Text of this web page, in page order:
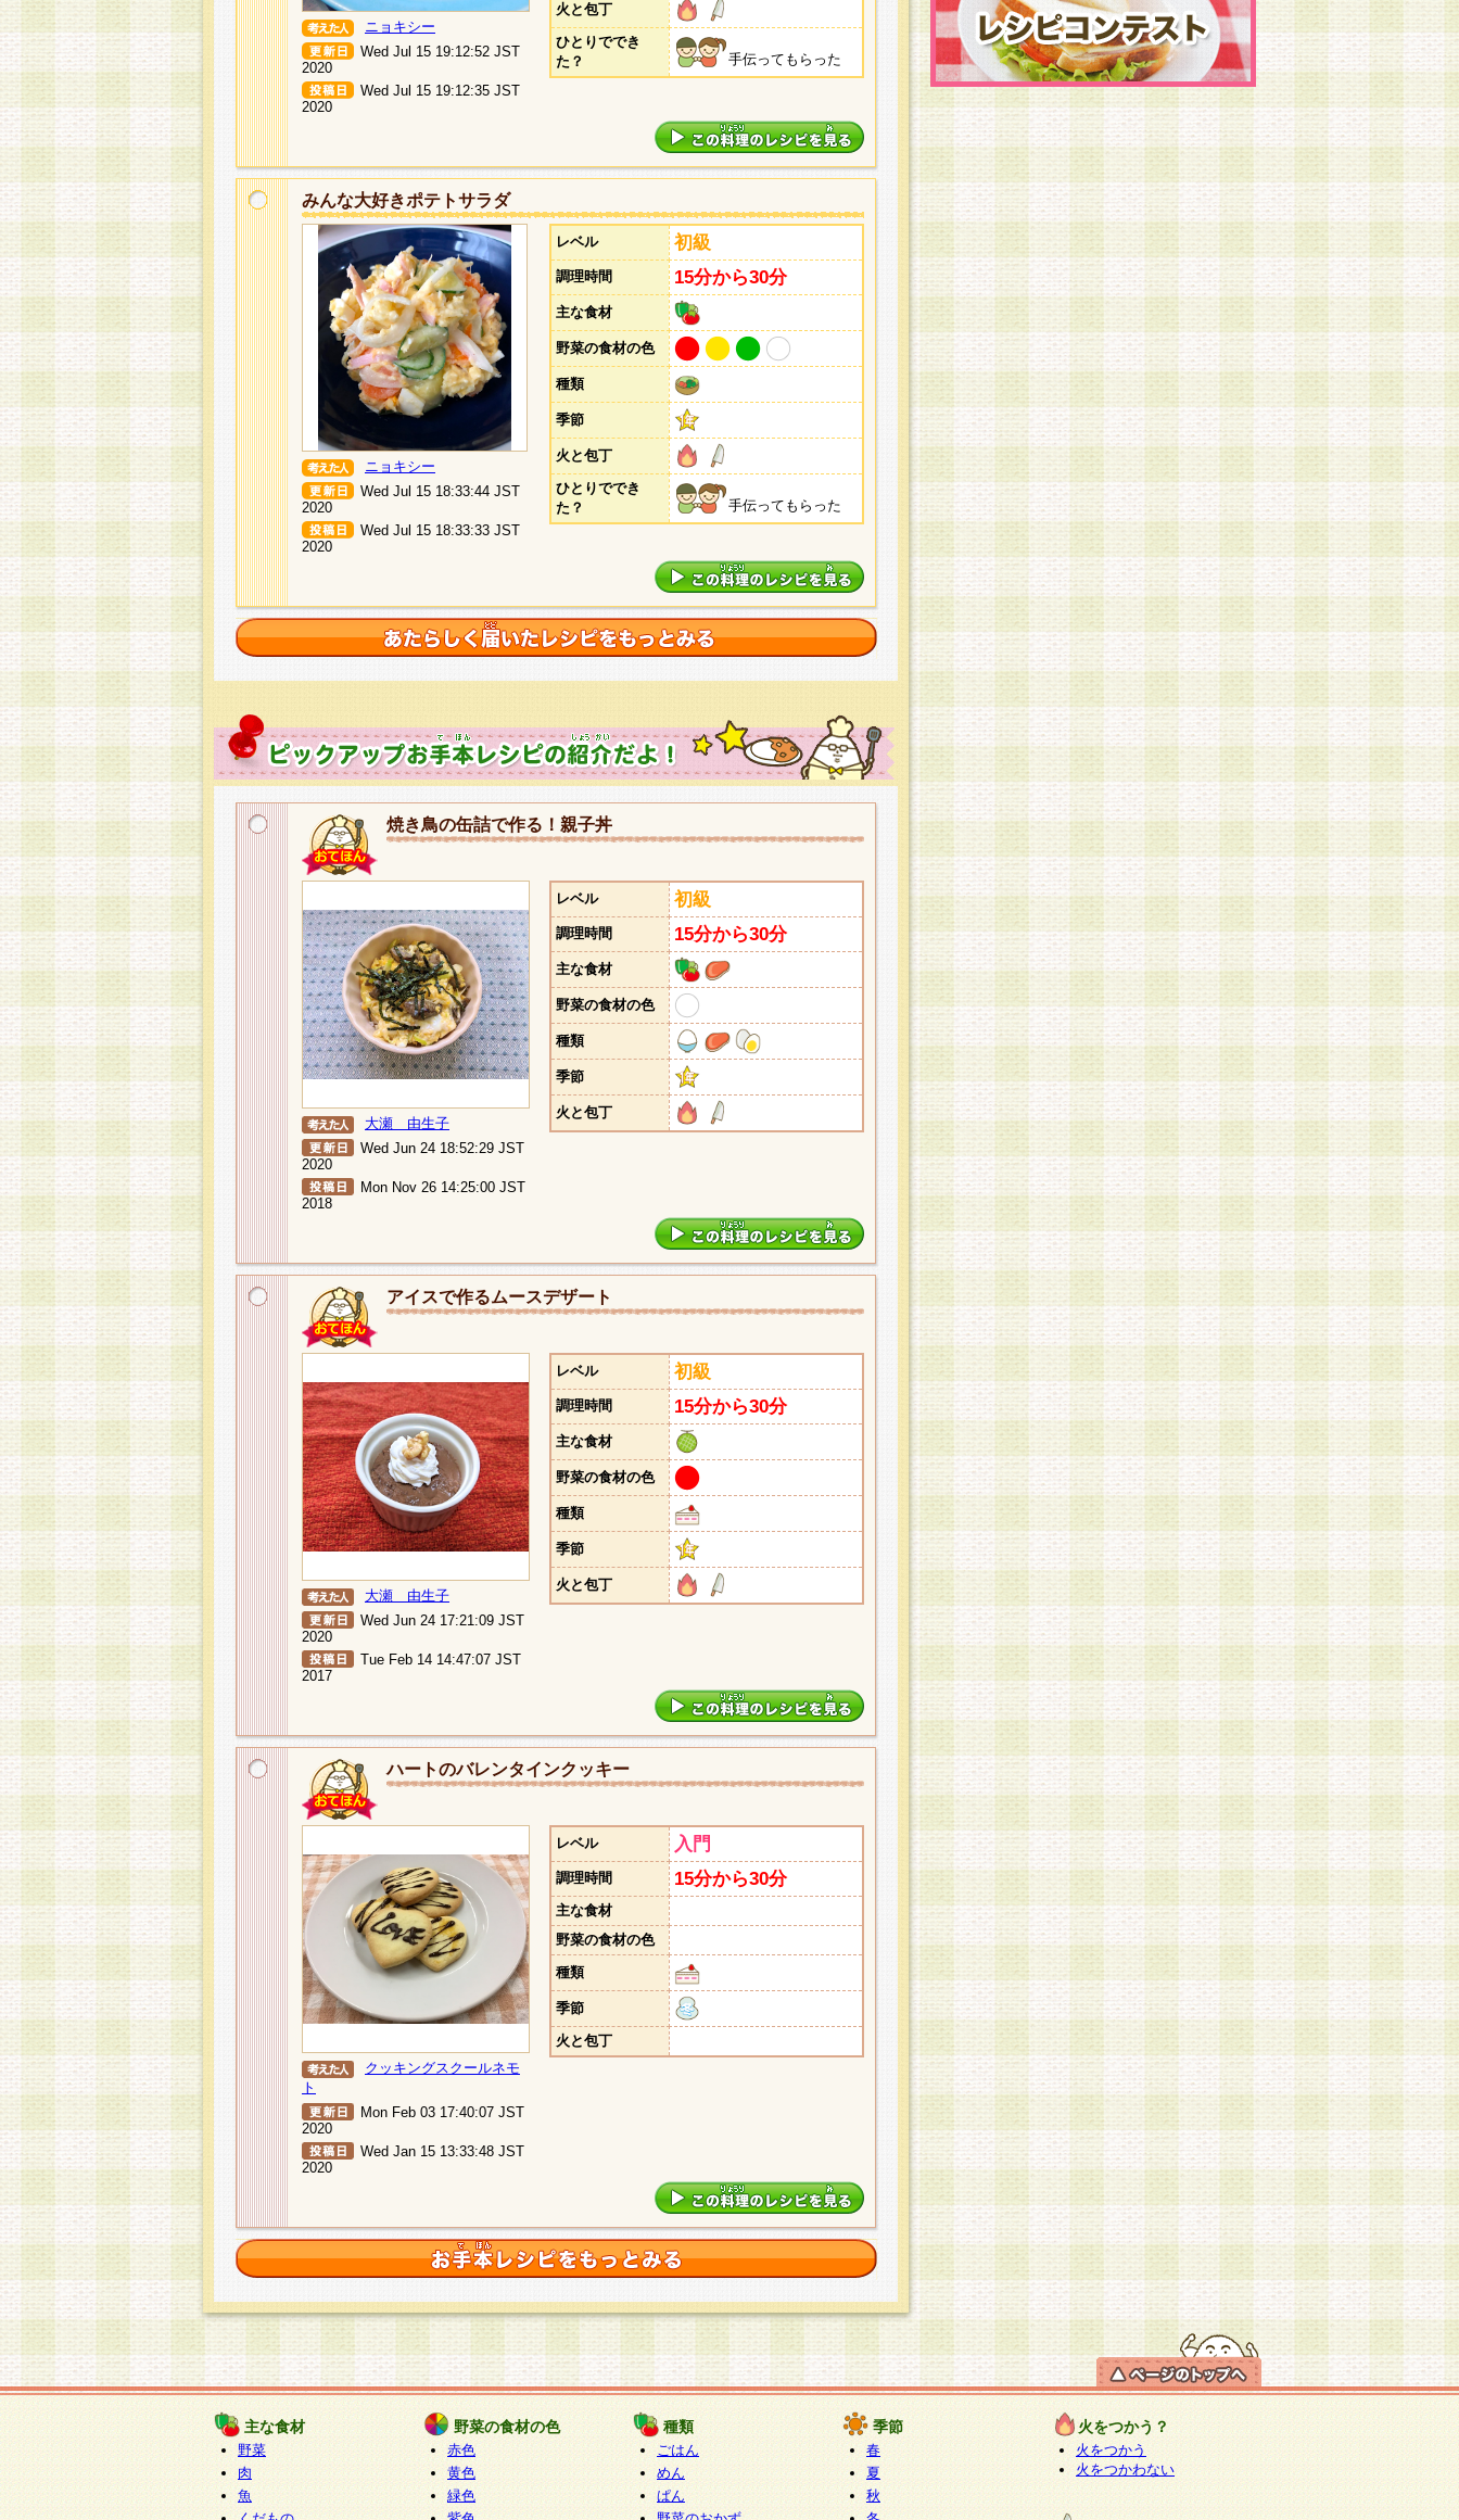
ニョキシー
Wed Jul 15 19:12:52 JST
2020
Wed Jul 15 19:12:35 JST
2020
火と包丁
ひとりででき
た？
手伝ってもらった
みんな大好きポテトサラダ
ニョキシー
Wed Jul 15 18:33:44 JST
2020
Wed Jul 15 18:33:33 JST
2020
レベル 初級
調理時間 15分から30分
主な食材
野菜の食材の色
種類
季節
火と包丁
ひとりででき
た？
手伝ってもらった
焼き鳥の缶詰で作る！親子丼
大瀬 由生子
Wed Jun 24 18:52:29 JST
2020
Mon Nov 26 14:25:00 JST
2018
レベル 初級
調理時間 15分から30分
主な食材
野菜の食材の色
種類
季節
火と包丁
アイスで作るムースデザート
大瀬 由生子
Wed Jun 24 17:21:09 JST
2020
Tue Feb 14 14:47:07 JST
2017
レベル 初級
調理時間 15分から30分
主な食材
野菜の食材の色
種類
季節
火と包丁
ハートのバレンタインクッキー
クッキングスクールネモ
ト
Mon Feb 03 17:40:07 JST
2020
Wed Jan 15 13:33:48 JST
2020
レベル 入門
調理時間 15分から30分
主な食材
野菜の食材の色
種類
季節
火と包丁
主な食材
野菜
肉
魚
野菜の食材の色
赤色
黄色
緑色
種類
ごはん
めん
ぱん
季節
春
夏
秋
火をつかう？
火をつかう
火をつかわない